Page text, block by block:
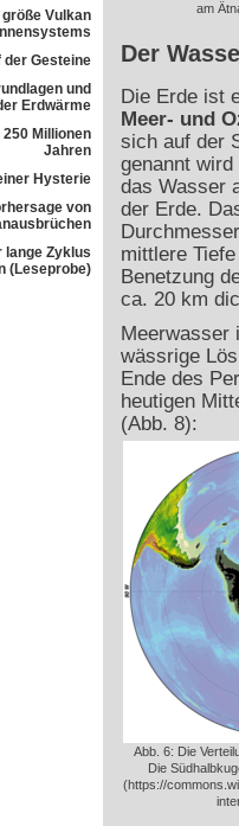
Vulkan
der Gesteine
und
Erdwärme
250 Millionen
Jahren
Hysterie
von
lange Zyklus
(Leseprobe)
am
Der
Die Erde ist
Meer- und
sich auf der
genannt
das Wasser
der Erde.
mittlere
Benetzung
ca. 20 km
Meerwasser
wässrige
Ende des
heutigen
(Abb. 8):
Abb. 6: Die
Die
(https://